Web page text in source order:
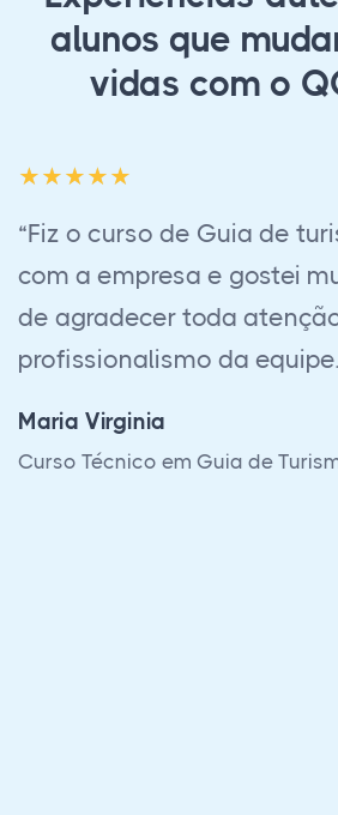
alunos que
vidas com o
regional
Gostaria
e
Regional
“Realizei
Nacional
realizei,
somente